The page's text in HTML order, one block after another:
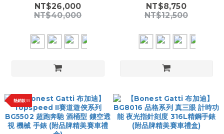
BG7003* 酒桶款 碳纖維 雙
面鏤空 夜光 陀飛輪 機械錶
NT$26,000
NT$40,000
BG5501 超跑奔馳 酒桶型 鏤
空透視 撞色 機械 手錶 (附品
NT$8,750
NT$12,500
熱銷款 ❕ ❕